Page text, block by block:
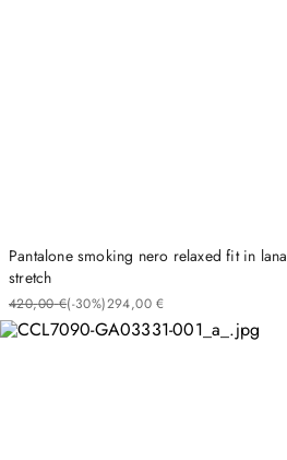
Pantalone smoking nero relaxed fit in lana
stretch
420,00 €(-30%)294,00 €